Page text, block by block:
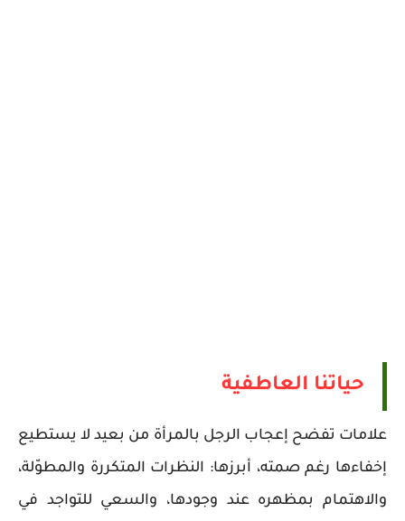
حياتنا العاطفية
علامات تفضح إعجاب الرجل بالمرأة من بعيد لا يستطيع
إخفاءها رغم صمته، أبرزها: النظرات المتكررة والمطوّلة،
والاهتمام بمظهره عند وجودها، والسعي للتواجد في